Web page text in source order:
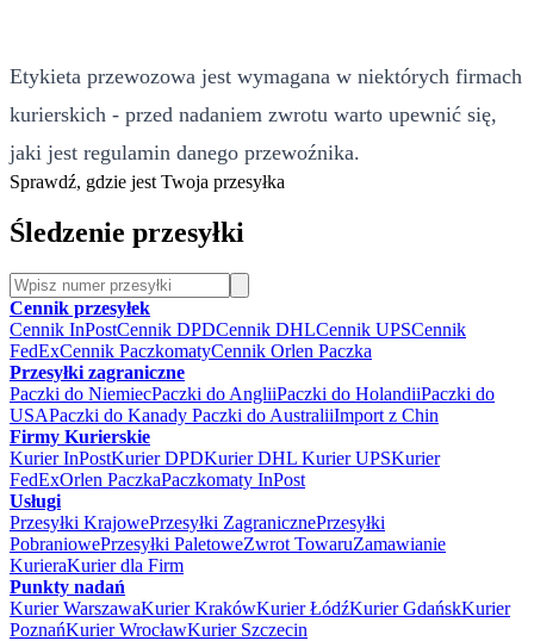
Etykieta przewozowa jest wymagana w niektórych firmach
kurierskich - przed nadaniem zwrotu warto upewnić się,
jaki jest regulamin danego przewoźnika.
Sprawdź, gdzie jest Twoja przesyłka
Śledzenie przesyłki
Cennik przesyłek
Cennik InPostCennik DPDCennik DHLCennik UPSCennik
FedExCennik PaczkomatyCennik Orlen Paczka
Przesyłki zagraniczne
Paczki do NiemiecPaczki do AngliiPaczki do HolandiiPaczki do
USAPaczki do Kanady Paczki do AustraliiImport z Chin
Firmy Kurierskie
Kurier InPostKurier DPDKurier DHL Kurier UPSKurier
FedExOrlen PaczkaPaczkomaty InPost
Usługi
Przesyłki KrajowePrzesyłki ZagranicznePrzesyłki
PobraniowePrzesyłki PaletoweZwrot TowaruZamawianie
KurieraKurier dla Firm
Punkty nadań
Kurier WarszawaKurier KrakówKurier ŁódźKurier GdańskKurier
PoznańKurier WrocławKurier Szczecin